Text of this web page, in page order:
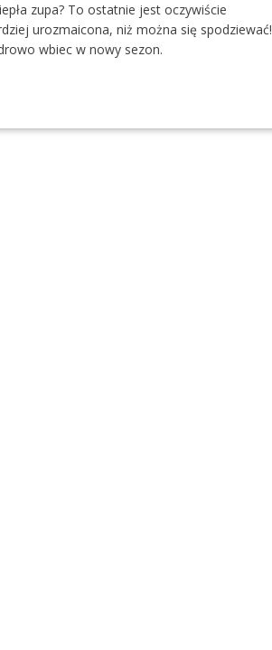
zupa? To ostatnie jest oczywiście
urozmaicona, niż można się spodziewać!
wbiec w nowy sezon.